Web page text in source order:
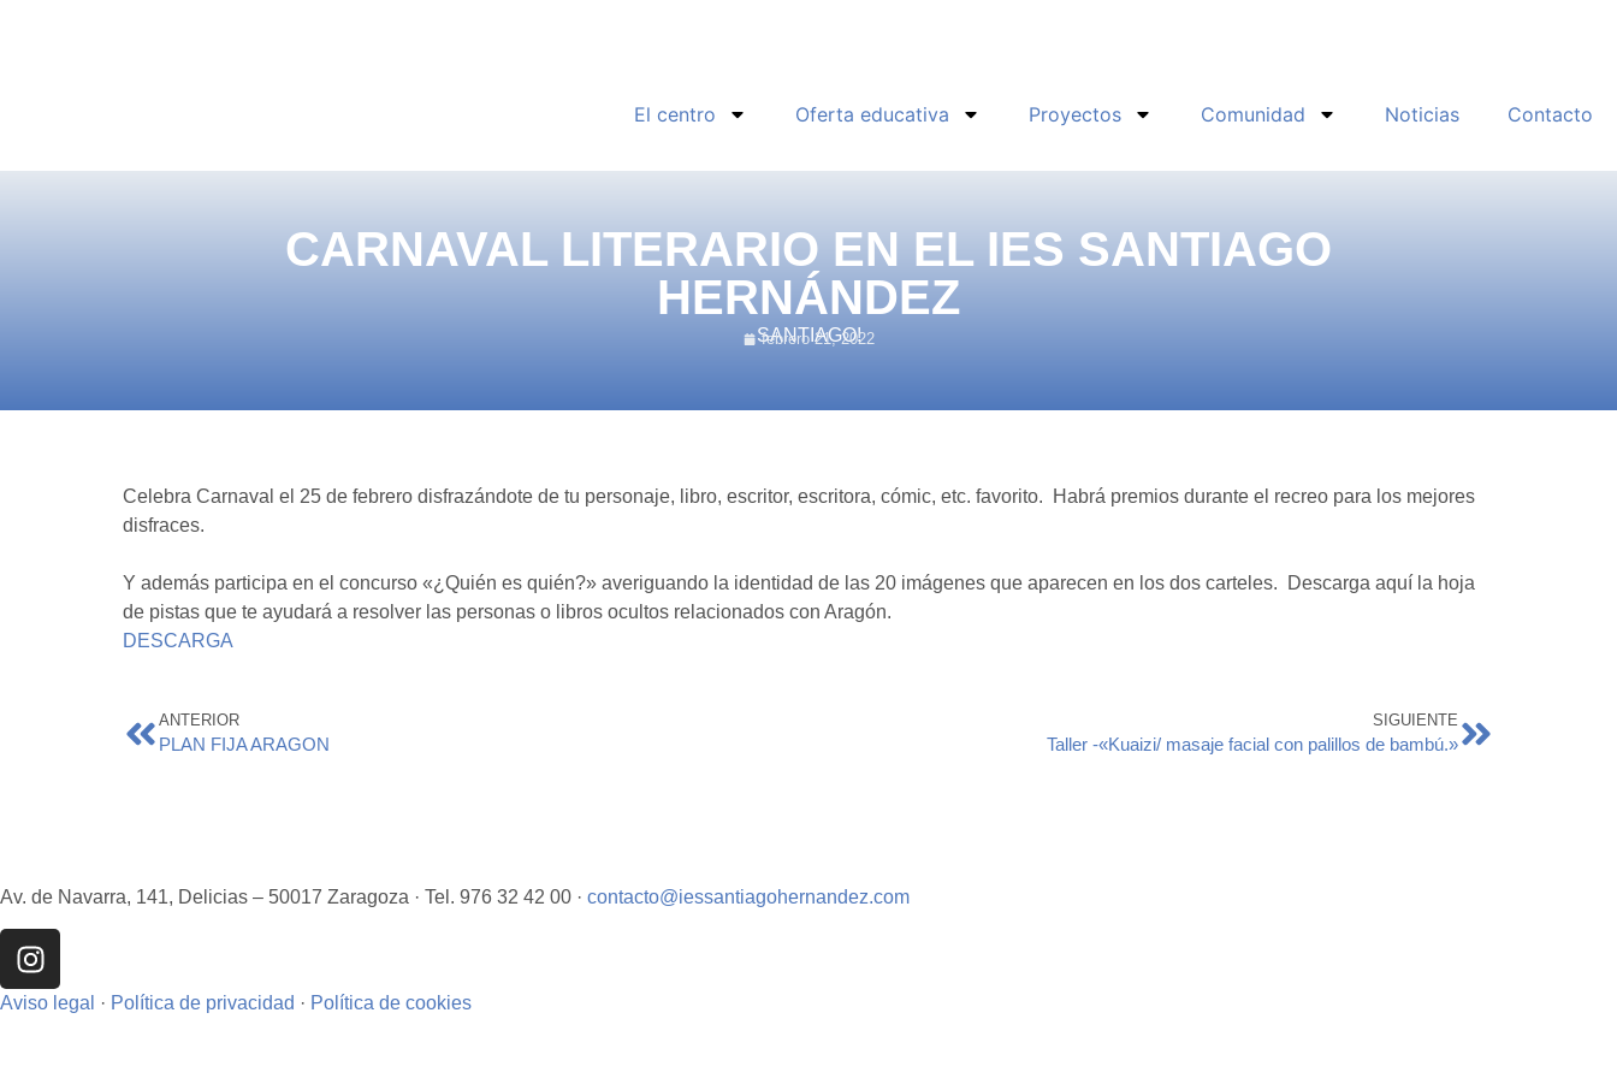
El centro Oferta educativa Proyectos Comunidad Noticias Contacto
CARNAVAL LITERARIO EN EL IES SANTIAGO
HERNÁNDEZ
SANTIAGO!
febrero 21, 2022
Celebra Carnaval el 25 de febrero disfrazándote de tu personaje, libro, escritor, escritora, cómic, etc. favorito. Habrá premios durante el recreo para los mejores
disfraces.
Y además participa en el concurso «¿Quién es quién?» averiguando la identidad de las 20 imágenes que aparecen en los dos carteles. Descarga aquí la hoja
de pistas que te ayudará a resolver las personas o libros ocultos relacionados con Aragón.
DESCARGA
ANTERIOR
PLAN FIJA ARAGON
SIGUIENTE
Taller -«Kuaizi/ masaje facial con palillos de bambú.»
Av. de Navarra, 141, Delicias – 50017 Zaragoza · Tel. 976 32 42 00 · contacto@iessantiagohernandez.com
Aviso legal · Política de privacidad · Política de cookies